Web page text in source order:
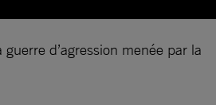
d’agression menée par la